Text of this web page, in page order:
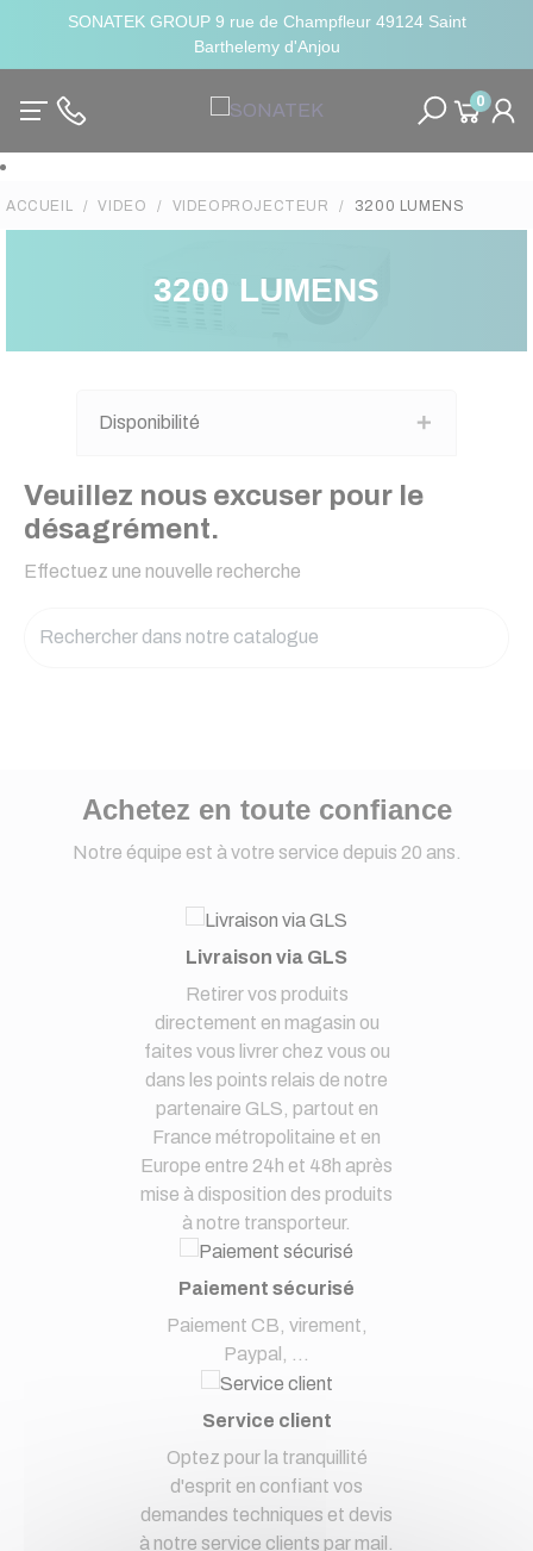
SONATEK GROUP 9 rue de Champfleur 49124 Saint
Barthelemy d'Anjou
0
ACCUEIL VIDEO VIDEOPROJECTEUR 3200 LUMENS
3200 LUMENS
Disponibilité
Veuillez nous excuser pour le
désagrément.
Effectuez une nouvelle recherche
Achetez en toute confiance
Notre équipe est à votre service depuis 20 ans.
Livraison via GLS
Retirer vos produits
directement en magasin ou
faites vous livrer chez vous ou
dans les points relais de notre
partenaire GLS, partout en
France métropolitaine et en
Europe entre 24h et 48h après
mise à disposition des produits
à notre transporteur.
Paiement sécurisé
Paiement CB, virement,
Paypal, ...
Service client
Optez pour la tranquillité
d'esprit en confiant vos
demandes techniques et devis
à notre service clients par mail.